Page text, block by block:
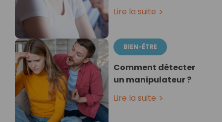
Lire la suite
BIEN-ÊTRE
Comment détecter
un manipulateur ?
Lire la suite